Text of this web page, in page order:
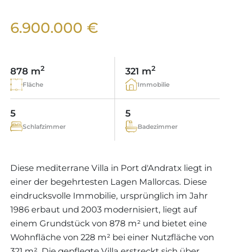
LUXUSIMMOBILIEN
APARTMENTANLAGEN
IMMOBILIEN VERKAUFEN
BOUTIQUE-HOTEL-VERKAUFEN
LIVE VIDEO BESICHTIGUNG
STEUERN UND KAUFNEBENKOSTEN
ENERGIEZERTIFIKAT
IMMOBILIENMAKLER IN PORT ANDRATX
IMMOBILIENMAKLER IN PORTALS
UNSER TEAM
KUNDENSTIMMEN
REGION SANTA PONSA
LIFESTYLE AUF MALLORCA
MALLORCA KULINARISCH
FREIZEITAKTIVITÄTEN AUF MALLORCA
MAGAZIN
CHRISTIE'S
KONTAKT
6.900.000 €
878 m2
Fläche
321 m2
Immobilie
5
Schlafzimmer
5
Badezimmer
Diese mediterrane Villa in Port d'Andratx liegt in
einer der begehrtesten Lagen Mallorcas. Diese
eindrucksvolle Immobilie, ursprünglich im Jahr
1986 erbaut und 2003 modernisiert, liegt auf
einem Grundstück von 878 m² und bietet eine
Wohnfläche von 228 m² bei einer Nutzfläche von